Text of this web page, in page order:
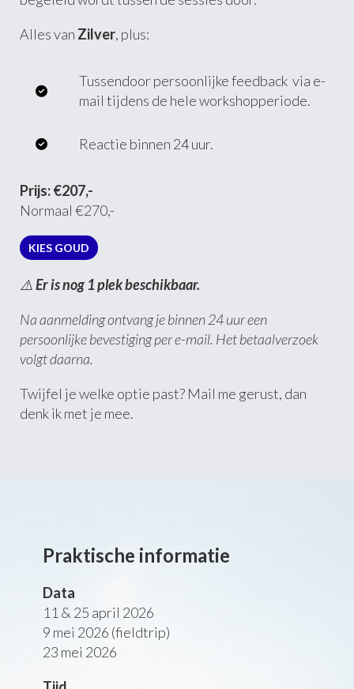
Alles van Zilver, plus:
Tussendoor persoonlijke feedback via e-
mail tijdens de hele workshopperiode.
Reactie binnen 24 uur.
Prijs: €207,-
Normaal €270,-
KIES GOUD
⚠️Er is nog 1 plek beschikbaar.
Na aanmelding ontvang je binnen 24 uur een
persoonlijke bevestiging per e-mail. Het betaalverzoek
volgt daarna.
Twijfel je welke optie past? Mail me gerust, dan
denk ik met je mee.
Praktische informatie
Data
11 & 25 april 2026
9 mei 2026 (fieldtrip)
23 mei 2026